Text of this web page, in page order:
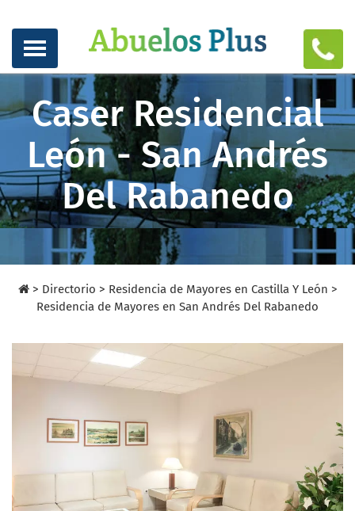
Caser Residencial
León - San Andrés
Del Rabanedo
> Directorio > Residencia de Mayores en Castilla Y León >
Residencia de Mayores en San Andrés Del Rabanedo